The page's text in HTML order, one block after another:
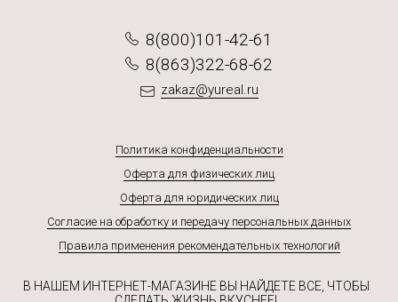
8(800)101-42-61
8(863)322-68-62
zakaz@yureal.ru
Политика конфиденциальности
Оферта для физических лиц
Оферта для юридических лиц
Согласие на обработку и передачу персональных данных
Правила применения рекомендательных технологий
В НАШЕМ ИНТЕРНЕТ-МАГАЗИНЕ ВЫ НАЙДЕТЕ ВСЕ, ЧТОБЫ